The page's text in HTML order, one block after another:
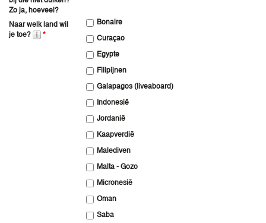
Zo ja, hoeveel?
Naar welk land wil
je toe?
*
Bonaire
Curaçao
Egypte
Filipijnen
Galapagos (liveaboard)
Indonesië
Jordanië
Kaapverdië
Malediven
Malta - Gozo
Micronesië
Oman
Saba